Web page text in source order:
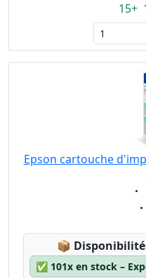
15+
Epson cartouche
📦 Lagerstatus:
✅ 101x en stock –